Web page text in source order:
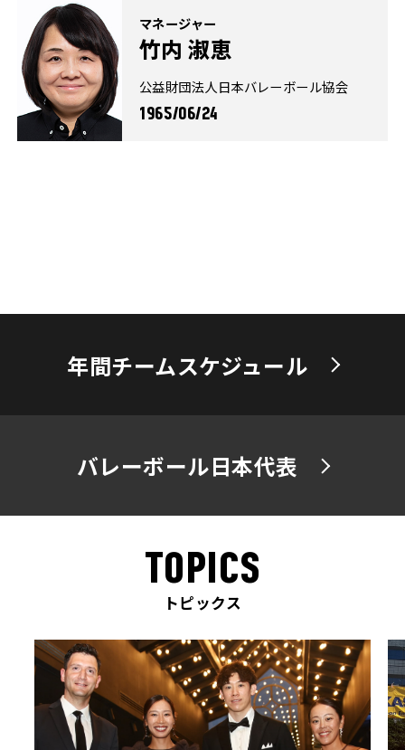
マネージャー
竹内 淑恵
公益財団法人日本バレーボール協会
1965/06/24
年間チームスケジュール
バレーボール日本代表
TOPICS
トピックス